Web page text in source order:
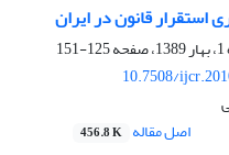
استقرار قانون در ایران
125-151
10.7508/
اصل مقاله 456.8 K